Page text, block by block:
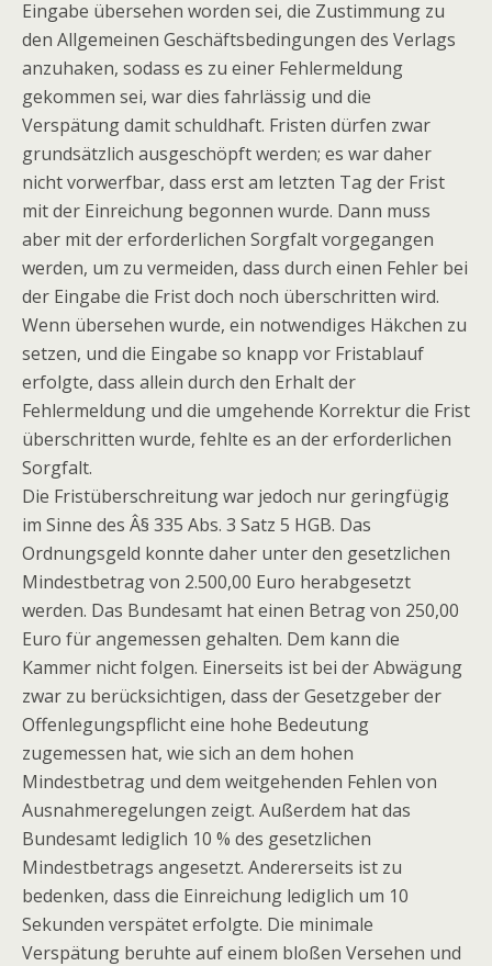
Eingabe übersehen worden sei, die Zustimmung zu
den Allgemeinen Geschäftsbedingungen des Verlags
anzuhaken, sodass es zu einer Fehlermeldung
gekommen sei, war dies fahrlässig und die
Verspätung damit schuldhaft. Fristen dürfen zwar
grundsätzlich ausgeschöpft werden; es war daher
nicht vorwerfbar, dass erst am letzten Tag der Frist
mit der Einreichung begonnen wurde. Dann muss
aber mit der erforderlichen Sorgfalt vorgegangen
werden, um zu vermeiden, dass durch einen Fehler bei
der Eingabe die Frist doch noch überschritten wird.
Wenn übersehen wurde, ein notwendiges Häkchen zu
setzen, und die Eingabe so knapp vor Fristablauf
erfolgte, dass allein durch den Erhalt der
Fehlermeldung und die umgehende Korrektur die Frist
überschritten wurde, fehlte es an der erforderlichen
Sorgfalt.
Die Fristüberschreitung war jedoch nur geringfügig
im Sinne des Â§ 335 Abs. 3 Satz 5 HGB. Das
Ordnungsgeld konnte daher unter den gesetzlichen
Mindestbetrag von 2.500,00 Euro herabgesetzt
werden. Das Bundesamt hat einen Betrag von 250,00
Euro für angemessen gehalten. Dem kann die
Kammer nicht folgen. Einerseits ist bei der Abwägung
zwar zu berücksichtigen, dass der Gesetzgeber der
Offenlegungspflicht eine hohe Bedeutung
zugemessen hat, wie sich an dem hohen
Mindestbetrag und dem weitgehenden Fehlen von
Ausnahmeregelungen zeigt. Außerdem hat das
Bundesamt lediglich 10 % des gesetzlichen
Mindestbetrags angesetzt. Andererseits ist zu
bedenken, dass die Einreichung lediglich um 10
Sekunden verspätet erfolgte. Die minimale
Verspätung beruhte auf einem bloßen Versehen und